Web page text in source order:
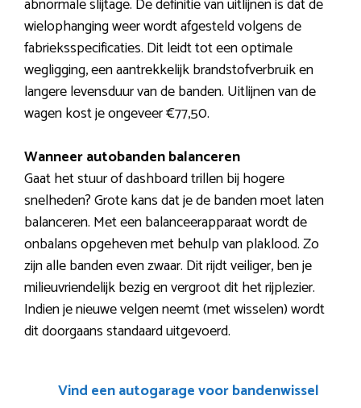
wielophanging weer wordt afgesteld volgens de
fabrieksspecificaties. Dit leidt tot een optimale
wegligging, een aantrekkelijk brandstofverbruik en
langere levensduur van de banden. Uitlijnen van de
wagen kost je ongeveer €77,50.
Wanneer autobanden balanceren
Gaat het stuur of dashboard trillen bij hogere
snelheden? Grote kans dat je de banden moet laten
balanceren. Met een balanceerapparaat wordt de
onbalans opgeheven met behulp van plaklood. Zo
zijn alle banden even zwaar. Dit rijdt veiliger, ben je
milieuvriendelijk bezig en vergroot dit het rijplezier.
Indien je nieuwe velgen neemt (met wisselen) wordt
dit doorgaans standaard uitgevoerd.
Vind een autogarage voor bandenwissel